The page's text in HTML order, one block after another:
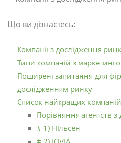
Що ви дізнаєтесь:
Компанії з дослідження
Типи компаній з
Поширені запитання для
дослідженням ринку
Список найкращих
Порівняння агентств
# 1) Нільсен